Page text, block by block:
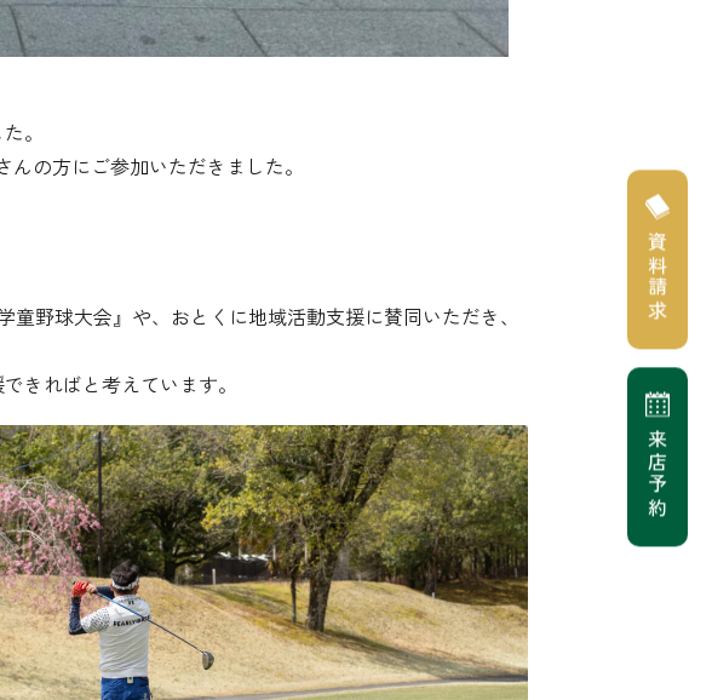
。
の方にご参加いただきました。
野球大会』や、おとくに地域活動支援に賛同いただき、
きればと考えています。
資料請求
来店予約